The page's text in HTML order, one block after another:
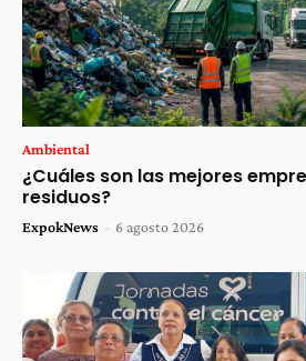
Ambiental
¿Cuáles son las mejores
residuos?
ExpokNews - 6 agosto 2026